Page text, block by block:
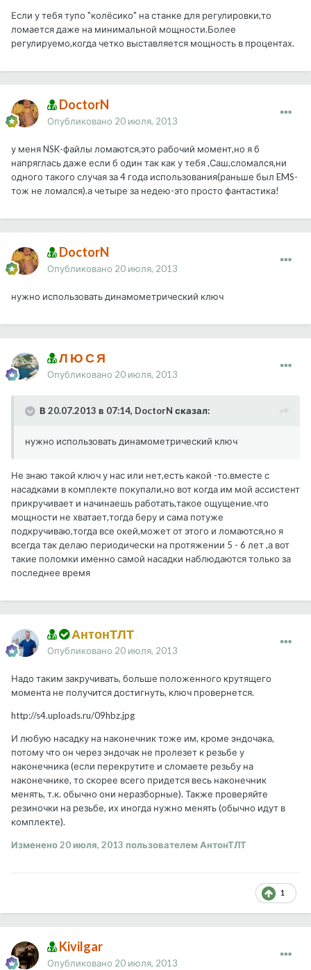
Если у тебя тупо "колёсико" на станке для регулировки,то
ломается даже на минимальной мощности.Более
регулируемо,когда четко выставляется мощность в процентах.
DoctorN
Опубликовано 20 июля, 2013
у меня NSK-файлы ломаются,это рабочий момент,но я б
напряглась даже если б один так как у тебя ,Саш,сломался,ни
одного такого случая за 4 года использования(раньше был EMS-
тож не ломался).а четыре за недею-это просто фантастика!
DoctorN
Опубликовано 20 июля, 2013
нужно использовать динамометрический ключ
Л Ю С Я
Опубликовано 20 июля, 2013
В 20.07.2013 в 07:14, DoctorN сказал:
нужно использовать динамометрический ключ
Не знаю такой ключ у нас или нет,есть какой -то.вместе с
насадками в комплекте покупали,но вот когда им мой ассистент
прикручивает и начинаешь работать,такое ощущение.что
мощности не хватает,тогда беру и сама потуже
подкручиваю,тогда все окей,может от этого и ломаются,но я
всегда так делаю периодически на протяжении 5 - 6 лет ,а вот
такие поломки именно самой насадки наблюдаются только за
последнее время
АнтонТЛТ
Опубликовано 20 июля, 2013
Надо таким закручивать, больше положенного крутящего
момента не получится достигнуть, ключ провернется.
http://s4.uploads.ru/09hbz.jpg
И любую насадку на наконечник тоже им, кроме эндочака,
потому что он через эндочак не пролезет к резьбе у
наконечника (если перекрутите и сломаете резьбу на
наконечнике, то скорее всего придется весь наконечник
менять, т.к. обычно они неразборные). Также проверяйте
резиночки на резьбе, их иногда нужно менять (обычно идут в
комплекте).
Изменено20 июля, 2013 пользователем АнтонТЛТ
1
Kivilgar
Опубликовано 20 июля, 2013